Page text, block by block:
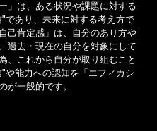
」は、ある状況や課題に対する
であり、未来に対する考え方で
己肯定感」は、自分のあり方や
過去・現在の自分を対象にして
、これから自分が取り組むこと
や能力への認知を「エフィカシ
が一般的です。